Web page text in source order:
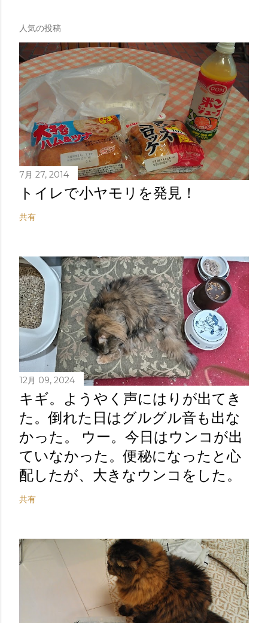
人気の投稿
7月 27, 2014
トイレで小ヤモリを発見！
共有
12月 09, 2024
キギ。ようやく声にはりが出てき
た。倒れた日はグルグル音も出な
かった。 ウー。今日はウンコが出
ていなかった。便秘になったと心
配したが、大きなウンコをした。
共有